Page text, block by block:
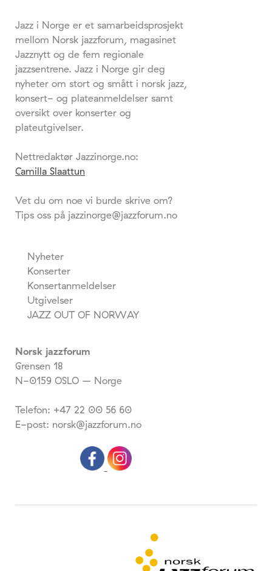
Jazz i Norge er et samarbeidsprosjekt
mellom Norsk jazzforum, magasinet
Jazznytt og de fem regionale
jazzsentrene. Jazz i Norge gir deg
nyheter om stort og smått i norsk jazz,
konsert- og plateanmeldelser samt
oversikt over konserter og
plateutgivelser.
Nettredaktør Jazzinorge.no:
Camilla Slaattun
Vet du om noe vi burde skrive om?
Tips oss på jazzinorge@jazzforum.no
Nyheter
Konserter
Konsertanmeldelser
Utgivelser
JAZZ OUT OF NORWAY
Norsk jazzforum
Grensen 18
N-0159 OSLO – Norge
Telefon: +47 22 00 56 60
E-post: norsk@jazzforum.no